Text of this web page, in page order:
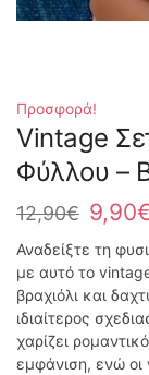
Προσφορά!
Vintage
Φύλλου –
12,90€ 9,90
Αναδείξτε τη
με αυτό το
βραχιόλι και
ιδιαίτερος
χαρίζει
εμφάνιση, ενώ οι